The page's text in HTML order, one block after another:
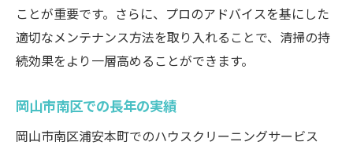
ことが重要です。さらに、プロのアドバイスを基にした
適切なメンテナンス方法を取り入れることで、清掃の持
続効果をより一層高めることができます。
岡山市南区での長年の実績
岡山市南区浦安本町でのハウスクリーニングサービス